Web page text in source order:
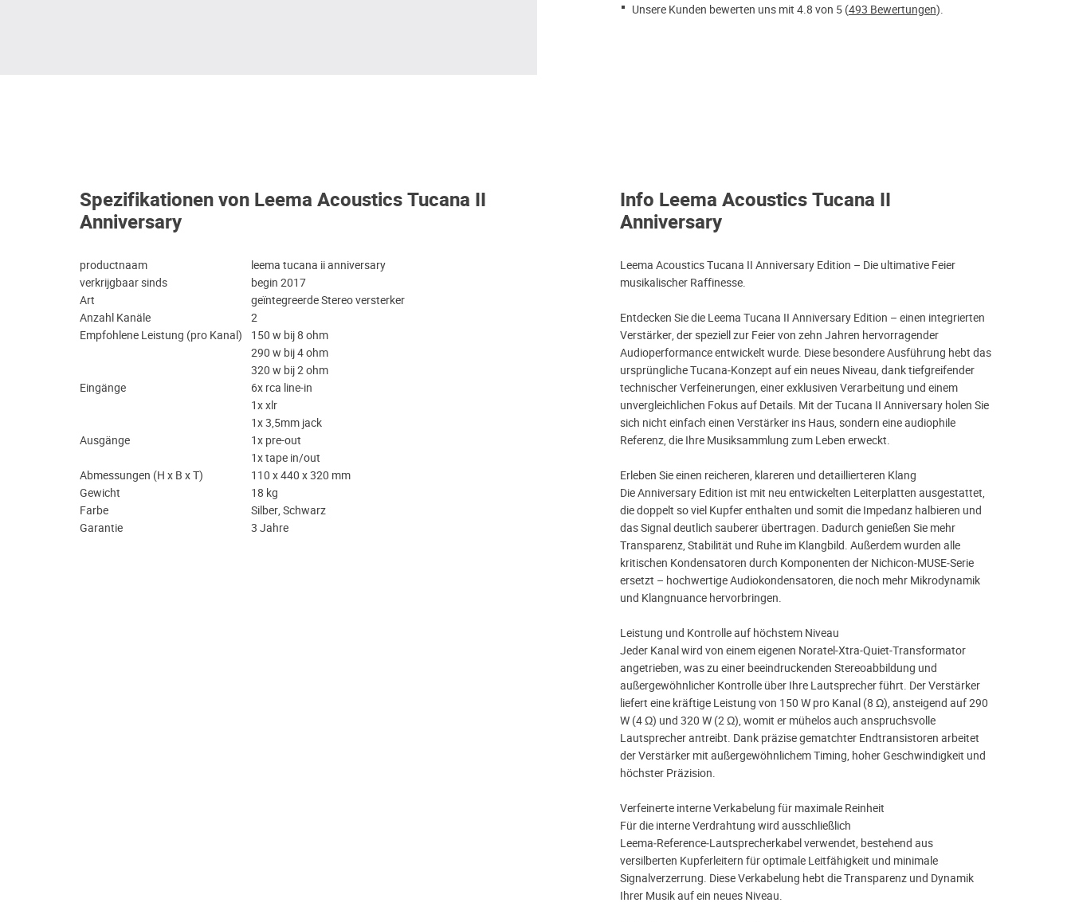
Unsere Kunden bewerten uns mit 4.8 von 5 (493 Bewertungen).
Spezifikationen von Leema Acoustics Tucana II
Anniversary
productnaam
leema tucana ii anniversary
verkrijgbaar sinds
begin 2017
Art
geïntegreerde Stereo versterker
Anzahl Kanäle
2
Empfohlene Leistung (pro Kanal)
150 w bij 8 ohm
290 w bij 4 ohm
320 w bij 2 ohm
Eingänge
6x rca line-in
1x xlr
1x 3,5mm jack
Ausgänge
1x pre-out
1x tape in/out
Abmessungen (H x B x T)
110 x 440 x 320 mm
Gewicht
18 kg
Farbe
Silber, Schwarz
Garantie
3 Jahre
Info Leema Acoustics Tucana II
Anniversary
Leema Acoustics Tucana II Anniversary Edition – Die ultimative Feier
musikalischer Raffinesse.
Entdecken Sie die Leema Tucana II Anniversary Edition – einen integrierten
Verstärker, der speziell zur Feier von zehn Jahren hervorragender
Audioperformance entwickelt wurde. Diese besondere Ausführung hebt das
ursprüngliche Tucana‑Konzept auf ein neues Niveau, dank tiefgreifender
technischer Verfeinerungen, einer exklusiven Verarbeitung und einem
unvergleichlichen Fokus auf Details. Mit der Tucana II Anniversary holen Sie
sich nicht einfach einen Verstärker ins Haus, sondern eine audiophile
Referenz, die Ihre Musiksammlung zum Leben erweckt.
Erleben Sie einen reicheren, klareren und detaillierteren Klang
Die Anniversary Edition ist mit neu entwickelten Leiterplatten ausgestattet,
die doppelt so viel Kupfer enthalten und somit die Impedanz halbieren und
das Signal deutlich sauberer übertragen. Dadurch genießen Sie mehr
Transparenz, Stabilität und Ruhe im Klangbild. Außerdem wurden alle
kritischen Kondensatoren durch Komponenten der Nichicon‑MUSE‑Serie
ersetzt – hochwertige Audiokondensatoren, die noch mehr Mikrodynamik
und Klangnuance hervorbringen.
Leistung und Kontrolle auf höchstem Niveau
Jeder Kanal wird von einem eigenen Noratel‑Xtra‑Quiet‑Transformator
angetrieben, was zu einer beeindruckenden Stereoabbildung und
außergewöhnlicher Kontrolle über Ihre Lautsprecher führt. Der Verstärker
liefert eine kräftige Leistung von 150 W pro Kanal (8 Ω), ansteigend auf 290
W (4 Ω) und 320 W (2 Ω), womit er mühelos auch anspruchsvolle
Lautsprecher antreibt. Dank präzise gematchter Endtransistoren arbeitet
der Verstärker mit außergewöhnlichem Timing, hoher Geschwindigkeit und
höchster Präzision.
Verfeinerte interne Verkabelung für maximale Reinheit
Für die interne Verdrahtung wird ausschließlich
Leema‑Reference‑Lautsprecherkabel verwendet, bestehend aus
versilberten Kupferleitern für optimale Leitfähigkeit und minimale
Signalverzerrung. Diese Verkabelung hebt die Transparenz und Dynamik
Ihrer Musik auf ein neues Niveau.